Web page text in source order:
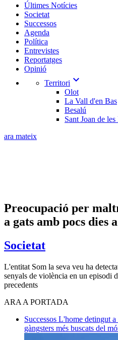
Últimes Notícies
Societat
Successos
Agenda
Política
Entrevistes
Reportatges
Opinió
Territori expand_more
Olot
La Vall d'en Bas
Besalú
Sant Joan de les
ara mateix
Preocupació per
a gats amb pocs dies
Societat
L'entitat Som la seva veu ha
senyals de violència en un episodi
precedents
ARA A PORTADA
Successos L'home detingut a
gàngsters més buscats del